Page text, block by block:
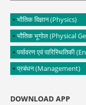
भौतिक विज्ञान (Physics)
भौतिक भूगोल (Physical
पर्यावरण एवं पारिस्थितिकी (Environment
प्रबंधन (Management)
DOWNLOAD APP